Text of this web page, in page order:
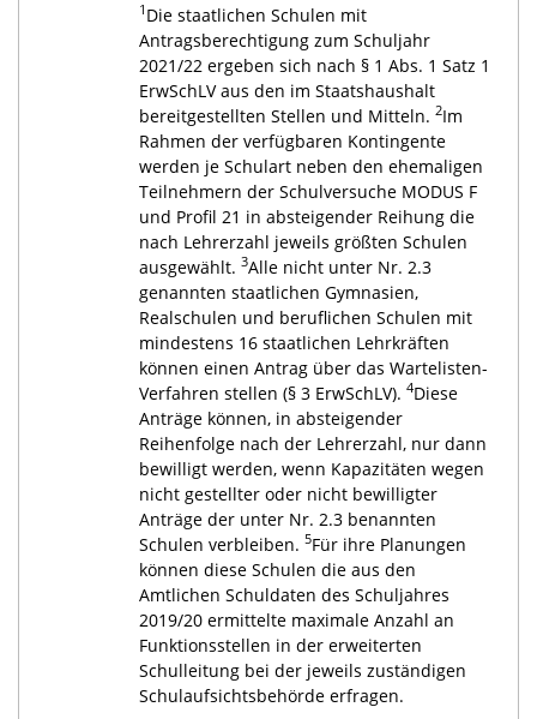
1 Die staatlichen Schulen mit
Antragsberechtigung zum Schuljahr
2021/22 ergeben sich nach § 1 Abs. 1 Satz 1
ErwSchLV aus den im Staatshaushalt
bereitgestellten Stellen und Mitteln. 2Im
Rahmen der verfügbaren Kontingente
werden je Schulart neben den ehemaligen
Teilnehmern der Schulversuche MODUS F
und Profil 21 in absteigender Reihung die
nach Lehrerzahl jeweils größten Schulen
ausgewählt. 3Alle nicht unter Nr. 2.3
genannten staatlichen Gymnasien,
Realschulen und beruflichen Schulen mit
mindestens 16 staatlichen Lehrkräften
können einen Antrag über das Wartelisten-
Verfahren stellen (§ 3 ErwSchLV). 4Diese
Anträge können, in absteigender
Reihenfolge nach der Lehrerzahl, nur dann
bewilligt werden, wenn Kapazitäten wegen
nicht gestellter oder nicht bewilligter
Anträge der unter Nr. 2.3 benannten
Schulen verbleiben. 5Für ihre Planungen
können diese Schulen die aus den
Amtlichen Schuldaten des Schuljahres
2019/20 ermittelte maximale Anzahl an
Funktionsstellen in der erweiterten
Schulleitung bei der jeweils zuständigen
Schulaufsichtsbehörde erfragen.